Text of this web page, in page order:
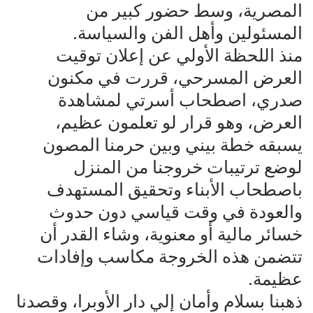
المصرية، وسط حضور كبير من
المسئولين وأهل الفن والسياسة.
منذ اللحظة الأولي عن إعلان توقيت
العرض المسرحي، قررت في مكنون
صدري، اصطحاب أسرتي لمشاهدة
العرض، وهو قرار لو تعلمون عظيم،
يسبقه خطة بيني وبين حرمنا المصون
لوضع ترتيبات خروجنا من المنزل
باصطحاب الأبناء وتحقيق المستهدف
والعودة في وقت قياسي دون حدوث
خسائر مالية أو معنوية، وشاء القدر أن
تتضمن هذه الخروجة مكاسب وإفادات
عظيمة.
ذهبنا بسلام وأمان إلي دار الأوبرا، وقصدنا